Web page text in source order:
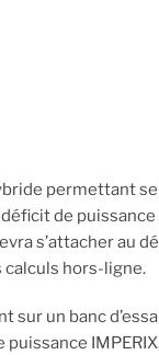
permettant
de
s’attacher au
calculs hors-ligne.
un banc d’essai